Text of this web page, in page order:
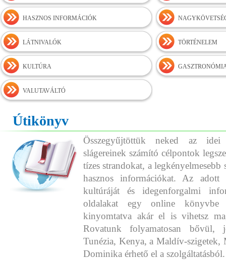
HASZNOS INFORMÁCIÓK
LÁTNIVALÓK TÖRTÉNELEM
KULTÚRA
VALUTAVÁLTÓ
Útikönyv
Összegyűjtöttük neked az idei
slágereinek számító célpontok
tízes strandokat, a legkényelmesebb
hasznos információkat. Az adott
kultúráját és idegenforgalmi
oldalakat egy online könyvbe
kinyomtatva akár el is vihetsz
Rovatunk folyamatosan bővül,
Tunézia, Kenya, a Maldív-
Dominika érhető el a szolgáltatásból.